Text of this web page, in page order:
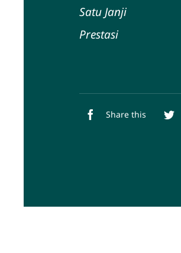
Satu Janji
Prestasi
Share this